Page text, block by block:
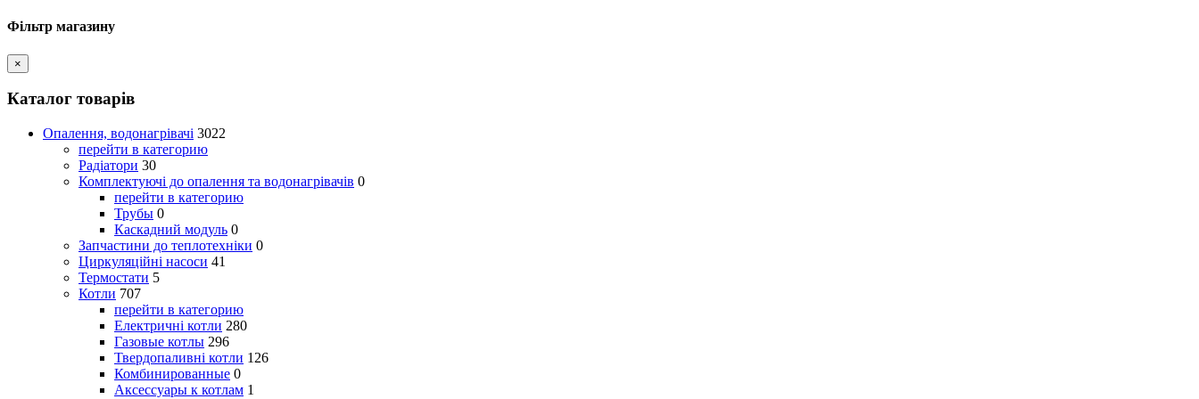
Фільтр магазину
×
Каталог товарів
Опалення, водонагрівачі 3022
перейти в категорию
Радіатори 30
Комплектуючі до опалення та водонагрівачів 0
перейти в категорию
Трубы 0
Каскадний модуль 0
Запчастини до теплотехніки 0
Циркуляційні насоси 41
Термостати 5
Котли 707
перейти в категорию
Електричні котли 280
Газовые котлы 296
Твердопаливні котли 126
Комбинированные 0
Аксессуары к котлам 1